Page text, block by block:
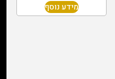
מידע נוסף